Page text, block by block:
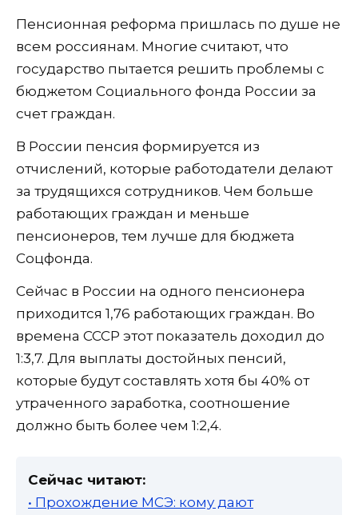
Пенсионная реформа пришлась по душе не
всем россиянам. Многие считают, что
государство пытается решить проблемы с
бюджетом Социального фонда России за
счет граждан.
В России пенсия формируется из
отчислений, которые работодатели делают
за трудящихся сотрудников. Чем больше
работающих граждан и меньше
пенсионеров, тем лучше для бюджета
Соцфонда.
Сейчас в России на одного пенсионера
приходится 1,76 работающих граждан. Во
времена СССР этот показатель доходил до
1:3,7. Для выплаты достойных пенсий,
которые будут составлять хотя бы 40% от
утраченного заработка, соотношение
должно быть более чем 1:2,4.
Сейчас читают:
• Прохождение МСЭ: кому дают